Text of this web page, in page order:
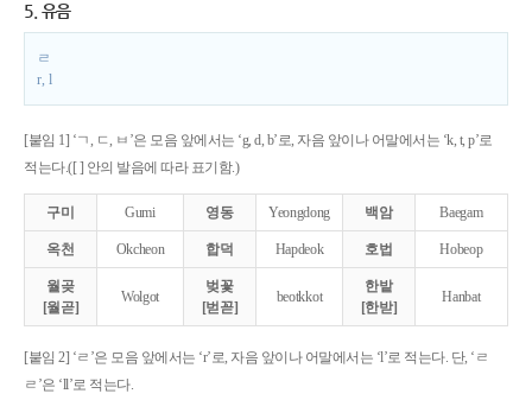
5. 유음
ㄹ
r, l
[붙임 1] ‘ㄱ, ㄷ, ㅂ’은 모음 앞에서는 ‘g, d, b’로, 자음 앞이나 어말에서는 ‘k, t, p’로
적는다.([ ] 안의 발음에 따라 표기함.)
구미 Gumi 영동 Yeongdong 백암 Baegam
옥천 Okcheon 합덕 Hapdeok 호법 Hobeop
월곶
[월곧]
Wolgot
벚꽃
[벋꼳]
beotkkot
한밭
[한받]
Hanbat
[붙임 2] ‘ㄹ’은 모음 앞에서는 ‘r’로, 자음 앞이나 어말에서는 ‘l’로 적는다. 단, ‘ㄹ
ㄹ’은 ‘ll’로 적는다.